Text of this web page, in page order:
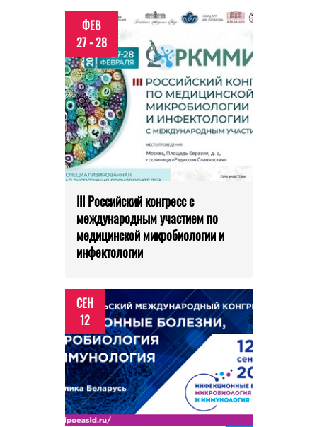
ФЕВ
27 - 28
III Российский конгресс с
международным участием по
медицинской микробиологии и
инфектологии
СЕН
12